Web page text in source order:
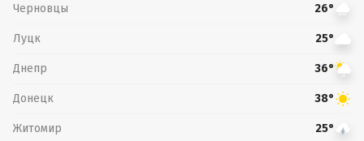
Черновцы 26°
Луцк 25°
Днепр 36°
Донецк 38°
Житомир 25°